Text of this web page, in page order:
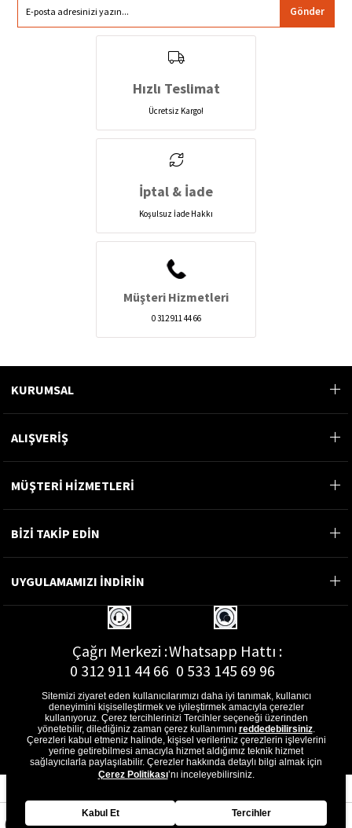
Gönder
Hızlı Teslimat
Ücretsiz Kargo!
İptal & İade
Koşulsuz İade Hakkı
Müşteri Hizmetleri
0 312 911 44 66
KURUMSAL
ALIŞVERİŞ
MÜŞTERİ HİZMETLERİ
BİZİ TAKİP EDİN
UYGULAMAMIZI İNDİRİN
Çağrı Merkezi :
0 312 911 44 66
Whatsapp Hattı :
0 533 145 69 96
E-Posta Adresi :
musterihizmetleri@gon.com.tr
Sitemizi ziyaret eden kullanıcılarımızı daha iyi tanımak, kullanıcı
deneyimini kişiselleştirmek ve iyileştirmek amacıyla çerezler
kullanıyoruz. Çerez tercihlerinizi Tercihler seçeneği üzerinden
yönetebilir, dilediğiniz zaman çerez kullanımını reddedebilirsiniz.
Çerezleri kabul etmeniz halinde, kişisel verileriniz çerezlerin işlevlerini
yerine getirebilmesi amacıyla hizmet aldığımız teknik hizmet
sağlayıcılarla paylaşılabilir. Çerezler hakkında detaylı bilgi almak için
Çerez Politikası’nı inceleyebilirsiniz.
Kabul Et Tercihler